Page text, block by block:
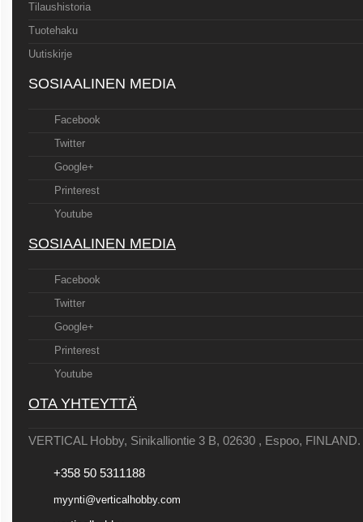
Tilaushistoria
Tuotehaku
Uutiskirje
SOSIAALINEN MEDIA
Facebook
Twitter
Google+
Printerest
Youtube
SOSIAALINEN MEDIA
Facebook
Twitter
Google+
Printerest
Youtube
OTA YHTEYTTÄ
VERTICAL Hobby, Sinikalliontie 3 B, 02630 , Espoo, FINLAND.
+358 50 5311188
myynti@verticalhobby.com